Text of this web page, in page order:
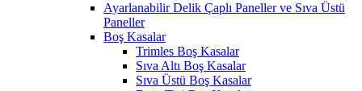
Ayarlanabilir Delik Çaplı Paneller ve Sıva Üstü
Paneller
Boş Kasalar
Trimles Boş Kasalar
Sıva Altı Boş Kasalar
Sıva Üstü Boş Kasalar